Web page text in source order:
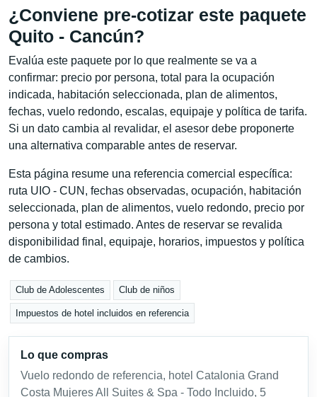
¿Conviene pre-cotizar este paquete
Quito - Cancún?
Evalúa este paquete por lo que realmente se va a
confirmar: precio por persona, total para la ocupación
indicada, habitación seleccionada, plan de alimentos,
fechas, vuelo redondo, escalas, equipaje y política de tarifa.
Si un dato cambia al revalidar, el asesor debe proponerte
una alternativa comparable antes de reservar.
Esta página resume una referencia comercial específica:
ruta UIO - CUN, fechas observadas, ocupación, habitación
seleccionada, plan de alimentos, vuelo redondo, precio por
persona y total estimado. Antes de reservar se revalida
disponibilidad final, equipaje, horarios, impuestos y política
de cambios.
Club de Adolescentes Club de niños
Impuestos de hotel incluidos en referencia
Lo que compras
Vuelo redondo de referencia, hotel Catalonia Grand
Costa Mujeres All Suites & Spa - Todo Incluido, 5